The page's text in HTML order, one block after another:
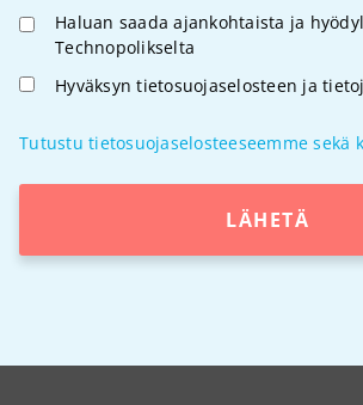
Haluan saada ajankohtaista ja
Technopolikselta
Hyväksyn tietosuojaselosteen ja
Tutustu tietosuojaselosteeseemme sekä
LÄHETÄ